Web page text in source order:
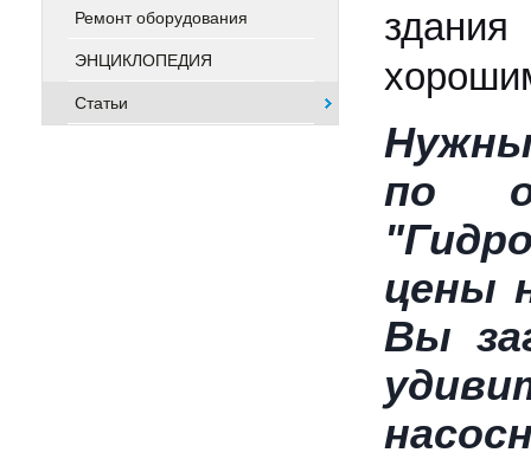
Ремонт оборудования
ЭНЦИКЛОПЕДИЯ
Статьи
по
цены
Вы